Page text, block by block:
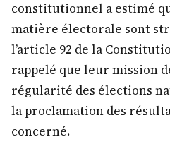
constitutionnel a estimé
matière électorale sont
l’article 92 de la
rappelé que leur mission
régularité des élections
la proclamation des
concerné.